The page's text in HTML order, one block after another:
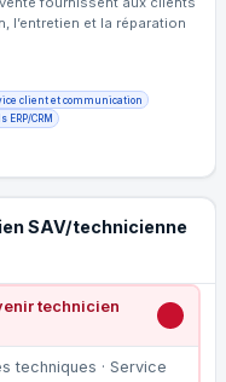
l’entretien et la réparation
client et communication
CRM
SAV/technicienne
technicien
techniques · Service